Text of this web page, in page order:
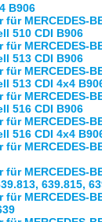
B906
MERCEDES-
510 CDI B906
MERCEDES-
513 CDI B906
MERCEDES-
513 CDI 4x4
MERCEDES-
516 CDI B906
MERCEDES-
516 CDI 4x4
MERCEDES-
MERCEDES-
639.815,
MERCEDES-